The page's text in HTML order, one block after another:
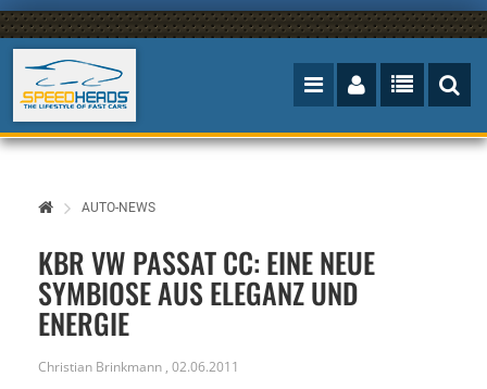
AUTO-NEWS
KBR VW PASSAT CC: EINE NEUE
SYMBIOSE AUS ELEGANZ UND
ENERGIE
Christian Brinkmann , 02.06.2011